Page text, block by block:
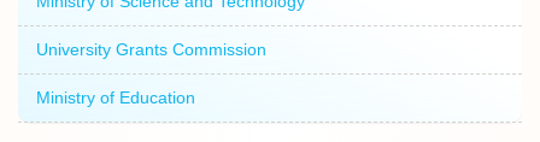
University Grants Commission
Ministry of Education